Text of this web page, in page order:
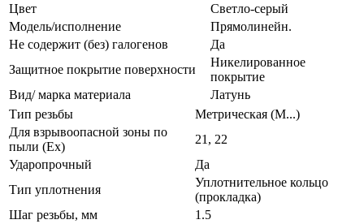
Цвет
Светло-серый
Модель/исполнение
Прямолинейн.
Не содержит (без) галогенов
Да
Защитное покрытие поверхности
Никелированное
покрытие
Вид/ марка материала
Латунь
Тип резьбы
Метрическая (M...)
Для взрывоопасной зоны по
пыли (Ex)
21, 22
Ударопрочный
Да
Тип уплотнения
Уплотнительное кольцо
(прокладка)
Шаг резьбы, мм
1.5